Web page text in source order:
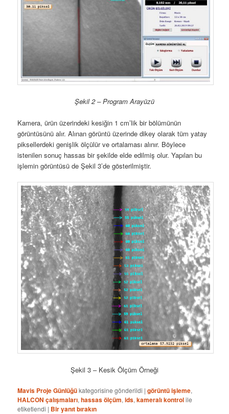
Şekil 2 – Program Arayüzü
Kamera, ürün üzerindeki kesiğin 1 cm’lik bir bölümünün
görüntüsünü alır. Alınan görüntü üzerinde dikey olarak tüm yatay
piksellerdeki genişlik ölçülür ve ortalaması alınır. Böylece
istenilen sonuç hassas bir şekilde elde edilmiş olur. Yapılan bu
işlemin görüntüsü de Şekil 3’de gösterilmiştir.
Şekil 3 – Kesik Ölçüm Örneği
Mavis Proje Günlüğükategorisine gönderildi |görüntü işleme,
HALCON çalışmaları,hassas ölçüm,ids,kameralı kontrolile
etiketlendi | Bir yanıt bırakın